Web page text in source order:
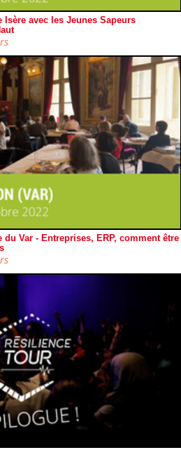
Isère avec les Jeunes Sapeurs
du Var - Entreprises, ERP, comment être